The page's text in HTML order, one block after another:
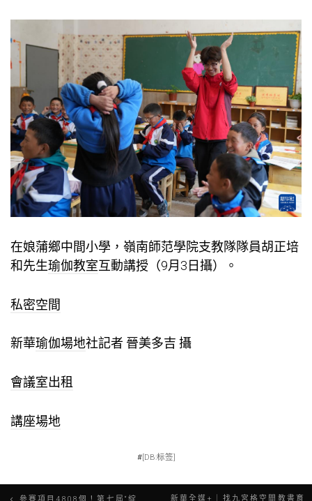
在娘蒲鄉中間小學，嶺南師范學院支教隊隊員胡正培
和先生瑜伽教室互動講授（9月3日攝）。
私密空間
新華瑜伽場地社記者 晉美多吉 攝
會議室出租
講座場地
#[DB:标签]
新華全媒+｜找九宮格空間教書育